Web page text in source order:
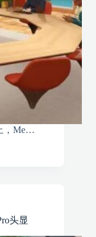
，Me…
头显